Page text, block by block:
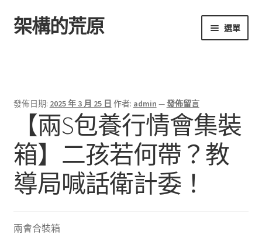
跳
至
跳
至
架構的荒原 選單
發佈日期: 2025 年 3 月 25 日 作者: admin —發佈留言
【兩S包養行情會集裝
箱】二孩若何帶？教
導局喊話衛計委！
兩會合裝箱